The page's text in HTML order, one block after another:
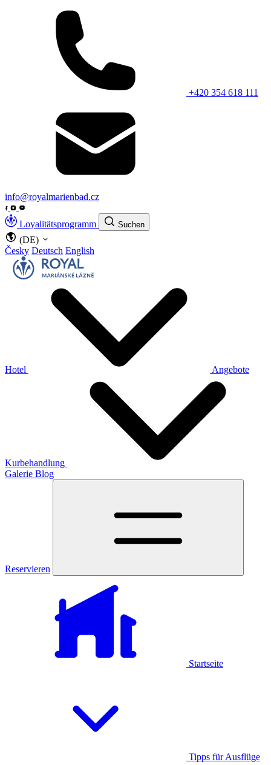
+420 354 618 111
info@royalmarienbad.cz
Loyalitätsprogramm Suchen
(DE)
Česky Deutsch English
Hotel Angebote
Kurbehandlung
Galerie Blog
Reservieren
Startseite
Tipps für Ausflüge